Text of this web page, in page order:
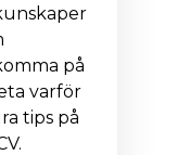
på
varför
tips på